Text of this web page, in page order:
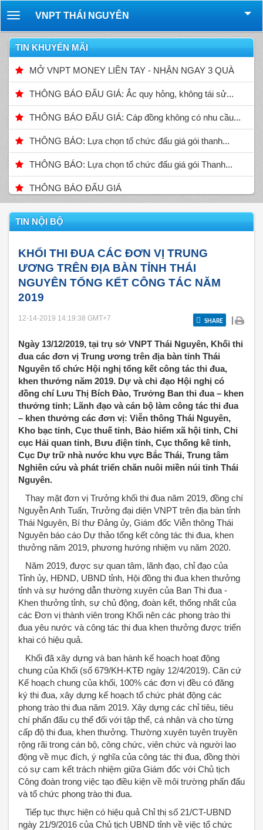
Toggle
navigation
VNPT THÁI NGUYÊN
TIN KHUYẾN MÃI
MỞ VNPT MONEY LIỀN TAY - NHẬN NGAY 3 QUÀ
THÔNG BÁO ĐẤU GIÁ: Ắc quy hỏng, không tái sử...
THÔNG BÁO ĐẤU GIÁ: Cáp đồng không có nhu cầu...
THÔNG BÁO: Lựa chọn tổ chức đấu giá gói thanh...
THÔNG BÁO: Lựa chọn tổ chức đấu giá gói Thanh...
THÔNG BÁO ĐẤU GIÁ
TIN NỘI BỘ
KHỐI THI ĐUA CÁC ĐƠN VỊ TRUNG
ƯƠNG TRÊN ĐỊA BÀN TỈNH THÁI
NGUYÊN TỔNG KẾT CÔNG TÁC NĂM
2019
12-14-2019 14:19:38 GMT+7 SHARE |
Ngày 13/12/2019, tại trụ sở VNPT Thái Nguyên, Khối thi
đua các đơn vị Trung ương trên địa bàn tỉnh Thái
Nguyên tổ chức Hội nghị tổng kết công tác thi đua,
khen thưởng năm 2019. Dự và chỉ đạo Hội nghị có
đồng chí Lưu Thị Bích Đào, Trưởng Ban thi đua – khen
thưởng tỉnh; Lãnh đạo và cán bộ làm công tác thi đua
– khen thưởng các đơn vị: Viễn thông Thái Nguyên,
Kho bạc tỉnh, Cục thuế tỉnh, Bảo hiểm xã hội tỉnh, Chi
cục Hải quan tỉnh, Bưu điện tỉnh, Cục thống kê tỉnh,
Cục Dự trữ nhà nước khu vực Bắc Thái, Trung tâm
Nghiên cứu và phát triển chăn nuôi miền núi tỉnh Thái
Nguyên.
Thay mặt đơn vị Trưởng khối thi đua năm 2019, đồng chí
Nguyễn Anh Tuấn, Trưởng đại diện VNPT trên địa bàn tỉnh
Thái Nguyên, Bí thư Đảng ủy, Giám đốc Viễn thông Thái
Nguyên báo cáo Dự thảo tổng kết công tác thi đua, khen
thưởng năm 2019, phương hướng nhiệm vụ năm 2020.
Năm 2019, được sự quan tâm, lãnh đạo, chỉ đạo của
Tỉnh ủy, HĐND, UBND tỉnh, Hội đồng thi đua khen thưởng
tỉnh và sự hướng dẫn thường xuyên của Ban Thi đua -
Khen thưởng tỉnh, sự chủ động, đoàn kết, thống nhất của
các Đơn vị thành viên trong Khối nên các phong trào thi
đua yêu nước và công tác thi đua khen thưởng được triển
khai có hiệu quả.
Khối đã xây dựng và ban hành kế hoạch hoạt động
chung của Khối (số 679/KH-KTĐ ngày 12/4/2019). Căn cứ
Kế hoạch chung của khối, 100% các đơn vị đều có đăng
ký thi đua, xây dựng kế hoạch tổ chức phát động các
phong trào thi đua năm 2019. Xây dựng các chỉ tiêu, tiêu
chí phấn đấu cụ thể đối với tập thể, cá nhân và cho từng
cấp độ thi đua, khen thưởng. Thường xuyên tuyên truyền
rộng rãi trong cán bộ, công chức, viên chức và người lao
động về mục đích, ý nghĩa của công tác thi đua, đồng thời
có sự cam kết trách nhiệm giữa Giám đốc với Chủ tịch
Công đoàn trong việc tạo điều kiện về môi trường phấn đấu
và tổ chức phong trào thi đua.
Tiếp tục thực hiện có hiệu quả Chỉ thị số 21/CT-UBND
ngày 21/9/2016 của Chủ tịch UBND tỉnh về việc tổ chức